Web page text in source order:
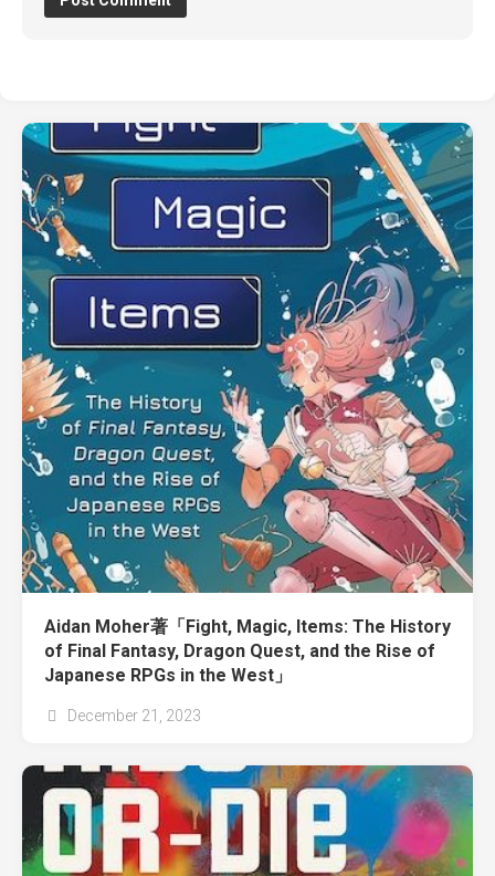
Aidan Moher著「Fight, Magic, Items: The History
of Final Fantasy, Dragon Quest, and the Rise of
Japanese RPGs in the West」
December 21, 2023